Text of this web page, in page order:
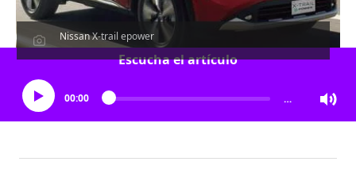
Nissan X-trail epower
Escucha el artículo
00:00 …